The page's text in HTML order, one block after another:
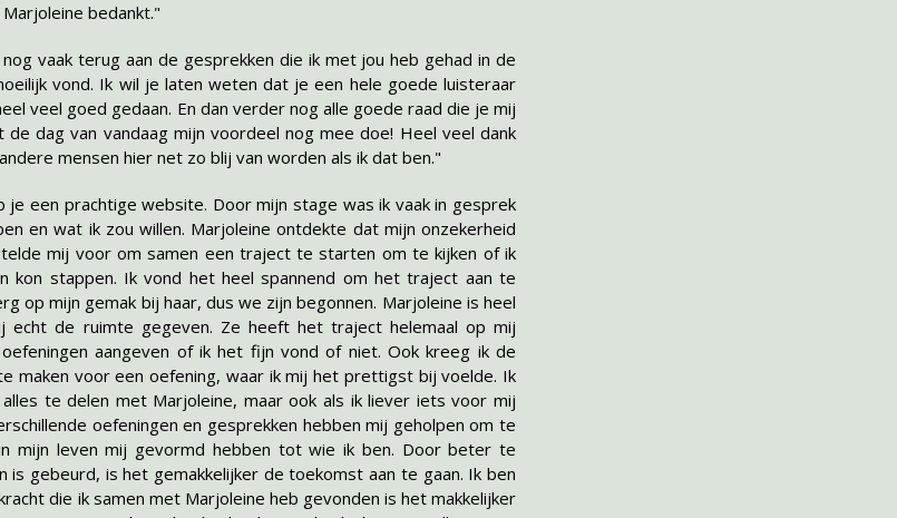
Marjoleine bedankt."
vaak terug aan de gesprekken die ik met jou heb gehad in de
vond. Ik wil je laten weten dat je een hele goede luisteraar
veel goed gedaan. En dan verder nog alle goede raad die je mij
dag van vandaag mijn voordeel nog mee doe! Heel veel dank
mensen hier net zo blij van worden als ik dat ben."
je een prachtige website. Door mijn stage was ik vaak in gesprek
en wat ik zou willen. Marjoleine ontdekte dat mijn onzekerheid
mij voor om samen een traject te starten om te kijken of ik
kon stappen. Ik vond het heel spannend om het traject aan te
op mijn gemak bij haar, dus we zijn begonnen. Marjoleine is heel
echt de ruimte gegeven. Ze heeft het traject helemaal op mij
aangeven of ik het fijn vond of niet. Ook kreeg ik de
maken voor een oefening, waar ik mij het prettigst bij voelde. Ik
te delen met Marjoleine, maar ook als ik liever iets voor mij
oefeningen en gesprekken hebben mij geholpen om te
mijn leven mij gevormd hebben tot wie ik ben. Door beter te
gebeurd, is het gemakkelijker de toekomst aan te gaan. Ik ben
die ik samen met Marjoleine heb gevonden is het makkelijker